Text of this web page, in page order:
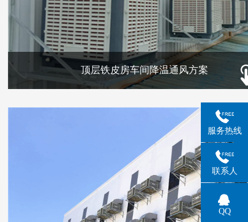
顶层铁皮房车间降温通风方案
服务热线
联系人
QQ